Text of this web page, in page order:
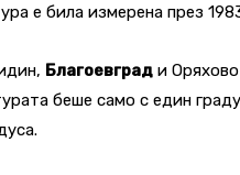
е била измерена през
Благоевград и Оряхово
беше само с един